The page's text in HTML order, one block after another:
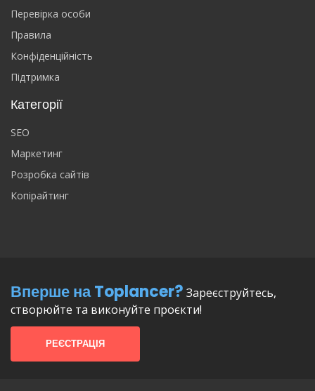
Перевірка особи
Правила
Конфіденційність
Підтримка
Категорії
SEO
Маркетинг
Розробка сайтів
Копірайтинг
Вперше на Toplancer? Зареєструйтесь,
створюйте та виконуйте проєкти!
РЕЄСТРАЦІЯ